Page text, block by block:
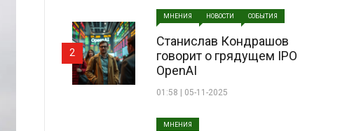
МНЕНИЯ НОВОСТИ СОБЫТИЯ
Станислав Кондрашов
говорит о грядущем IPO
OpenAI
01:58 | 05-11-2025
2
МНЕНИЯ